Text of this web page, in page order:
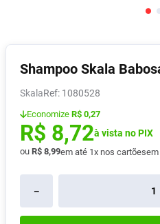
Shampoo Skala
Skala : 1080528
Economize R$ 0,27
R$ 8,72à vista no PIX
ou R$ 8,99em até 1x nos cartões
－
5º Fralda G
6º Desodorante
7º Shampoo
8º Absorvente
9 Pampers Confort Sec
10º Lavitan